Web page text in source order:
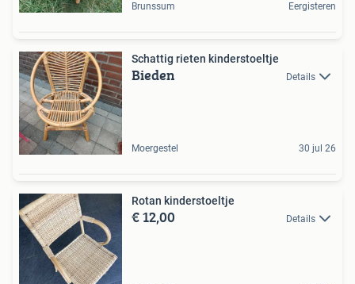
Brunssum Eergisteren
Schattig rieten kinderstoeltje
Bieden Details
Moergestel 30 jul 26
Rotan kinderstoeltje
€ 12,00 Details